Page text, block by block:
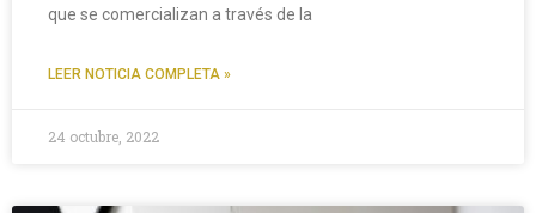
que se comercializan a través de la
LEER NOTICIA COMPLETA »
24 octubre, 2022